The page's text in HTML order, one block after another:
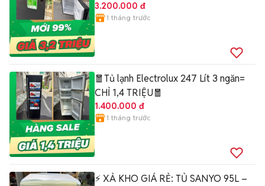
3.200.000 đ
1 tháng trước
🧧Tủ lạnh Electrolux 247 Lít 3 ngăn=
CHỈ 1,4 TRIỆU🧧
1.400.000 đ
1 tháng trước
⚡ XẢ KHO GIÁ RẺ: TỦ SANYO 95L –